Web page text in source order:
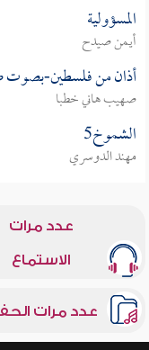
المسؤولية
أيمن صيدح
أذان من فلسطين-بصوت
صهيب هاني خطبا
الشموخ5
مهند الدوسري
عدد مرات
الاستماع
عدد مرات